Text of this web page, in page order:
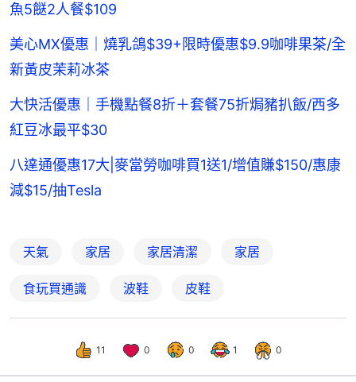
魚5餸2人餐$109
美心MX優惠｜燒乳鴿$39+限時優惠$9.9咖啡果茶/全
新黃皮茉莉冰茶
大快活優惠｜手機點餐8折＋套餐75折焗豬扒飯/西多
紅豆冰最平$30
八達通優惠17大|麥當勞咖啡買1送1/增值賺$150/惠康
減$15/抽Tesla
天氣 家居 家居清潔 家居
食玩買通識 波鞋 皮鞋
11 0 0 1 0